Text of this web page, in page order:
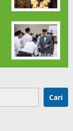
Cari